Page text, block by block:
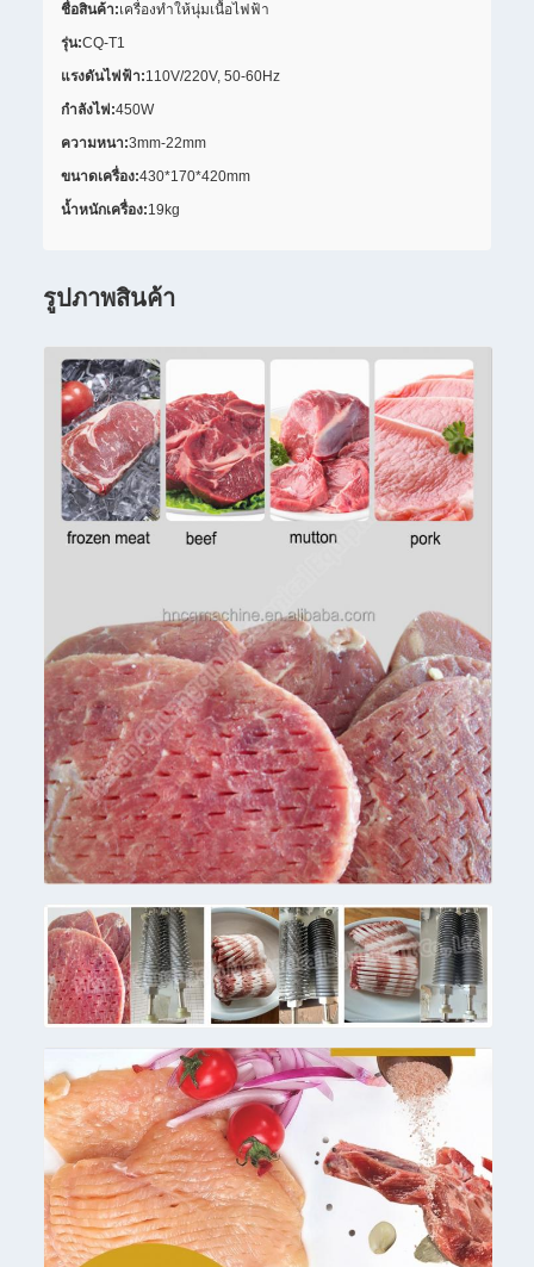
ชื่อสินค้า:เครื่องทำให้นุ่มเนื้อไฟฟ้า
รุ่น:CQ-T1
แรงดันไฟฟ้า:110V/220V, 50-60Hz
กำลังไฟ:450W
ความหนา:3mm-22mm
ขนาดเครื่อง:430*170*420mm
น้ำหนักเครื่อง:19kg
รูปภาพสินค้า